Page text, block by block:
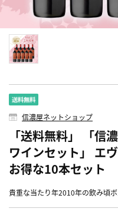
信濃屋ネットショップ
「送料無料」 「信
ワインセット」 エ
お得な10本セット
貴重な当たり年2010年の飲み頃